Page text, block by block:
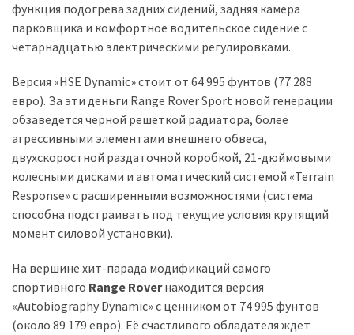
функция подогрева задних сидений, задняя камера
парковщика и комфортное водительское сидение с
четарнадцатью электрическими регулировками.
Версия «HSE Dynamic» стоит от 64 995 фунтов (77 288
евро). За эти деньги Range Rover Sport новой генерации
обзаведется черной решеткой радиатора, более
агрессивными элементами внешнего обвеса,
двухскоростной раздаточной коробкой, 21-дюймовыми
колесными дисками и автоматический системой «Terrain
Response» с расширенными возможностями (система
способна подстраивать под текущие условия крутящий
момент силовой установки).
На вершине хит-парада модификаций самого
спортивного Range Roverнаходится версия
«Autobiography Dynamic» с ценником от 74 995 фунтов
(около 89 179 евро). Её счастливого обладателя ждет